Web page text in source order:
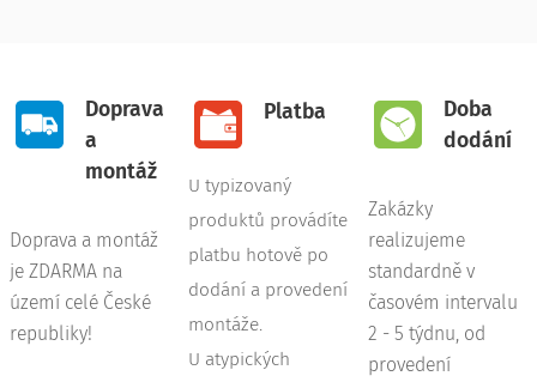
Doprava
a
montáž
Doprava a montáž
je ZDARMA na
území celé České
republiky!
Platba
U typizovaný
produktů provádíte
platbu hotově po
dodání a provedení
montáže.
U atypických
Doba
dodání
Zakázky
realizujeme
standardně v
časovém intervalu
2 - 5 týdnu, od
provedení